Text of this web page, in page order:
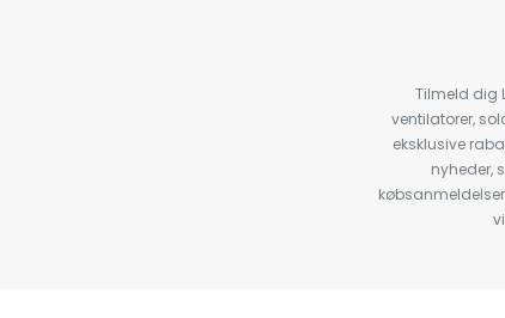
Tilmeld dig
ventilatorer,
eksklusive
nyheder,